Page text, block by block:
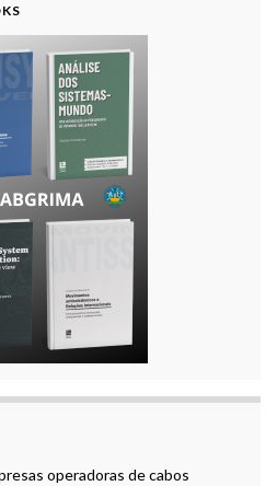
operadoras de cabos